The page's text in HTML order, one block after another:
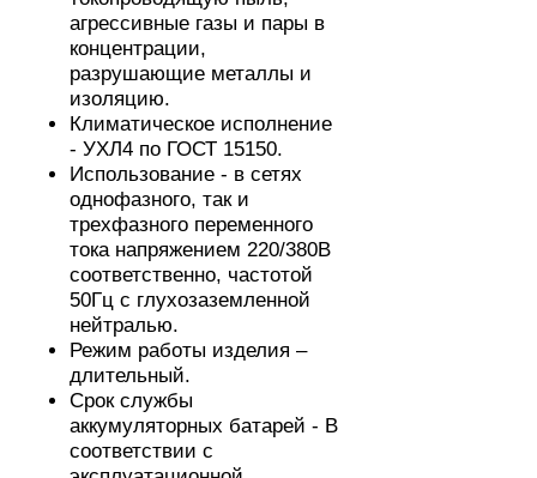
агрессивные газы и пары в
концентрации,
разрушающие металлы и
изоляцию.
Климатическое исполнение
- УХЛ4 по ГОСТ 15150.
Использование - в сетях
однофазного, так и
трехфазного переменного
тока напряжением 220/380В
соответственно, частотой
50Гц с глухозаземленной
нейтралью.
Режим работы изделия –
длительный.
Срок службы
аккумуляторных батарей - В
соответствии с